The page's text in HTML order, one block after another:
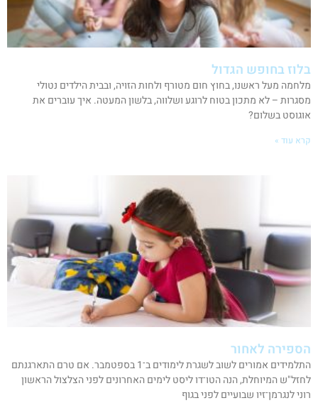
בלוז בחופש הגדול
מלחמה מעל ראשנו, בחוץ חום מטורף ולחות הזויה, ובבית הילדים נטולי
מסגרות – לא מתכון בטוח לרוגע ושלווה, בלשון המעטה. איך עוברים את
אוגוסט בשלום?
קרא עוד »
הספירה לאחור
התלמידים אמורים לשוב לשגרת לימודים ב־1 בספטמבר. אם טרם התארגנתם
לחזל"ש המיוחלת, הנה הטו־דו ליסט לימים האחרונים לפני הצלצול הראשון
רוני לנגרמן־זיו שבועיים לפני בגוף